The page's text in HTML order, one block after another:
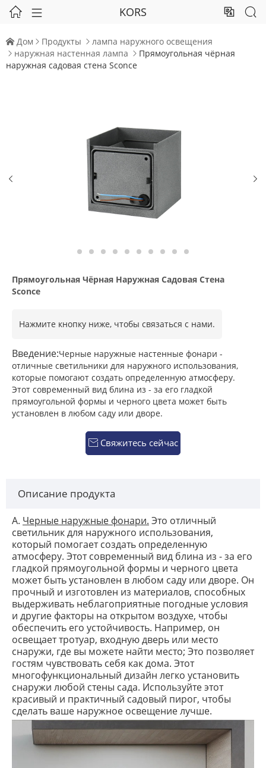
  KORS  
 Дом  Продукты  лампа наружного освещения
 наружная настенная лампа  Прямоугольная чёрная
наружная садовая стена Sconce
 
Прямоугольная Чёрная Наружная Садовая Стена
Sconce
Нажмите кнопку ниже, чтобы связаться с нами.
Введение:Черные наружные настенные фонари -
отличные светильники для наружного использования,
которые помогают создать определенную атмосферу.
Этот современный вид блина из - за его гладкой
прямоугольной формы и черного цвета может быть
установлен в любом саду или дворе.
Свяжитесь сейчас
Описание продукта
А. Черные наружные фонари. Это отличный
светильник для наружного использования,
который помогает создать определенную
атмосферу. Этот современный вид блина из - за его
гладкой прямоугольной формы и черного цвета
может быть установлен в любом саду или дворе. Он
прочный и изготовлен из материалов, способных
выдерживать неблагоприятные погодные условия
и другие факторы на открытом воздухе, чтобы
обеспечить его устойчивость. Например, он
освещает тротуар, входную дверь или место
снаружи, где вы можете найти место; Это позволяет
гостям чувствовать себя как дома. Этот
многофункциональный дизайн легко установить
снаружи любой стены сада. Используйте этот
красивый и практичный садовый пирог, чтобы
сделать ваше наружное освещение лучше.